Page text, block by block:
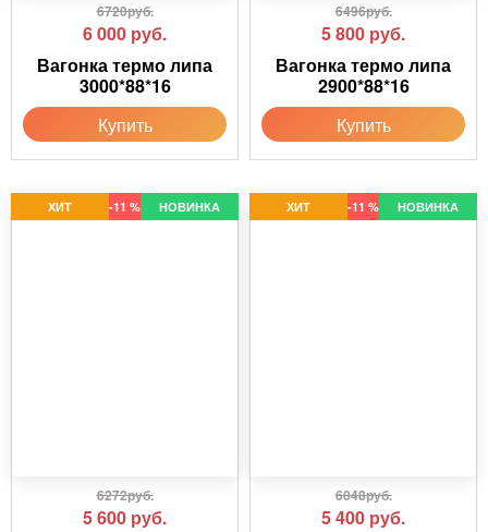
6720руб.
6 000 руб.
Вагонка термо липа
3000*88*16
Купить
6496руб.
5 800 руб.
Вагонка термо липа
2900*88*16
Купить
-11 % НОВИНКА
ХИТ
6272руб.
5 600 руб.
-11 % НОВИНКА
ХИТ
6048руб.
5 400 руб.